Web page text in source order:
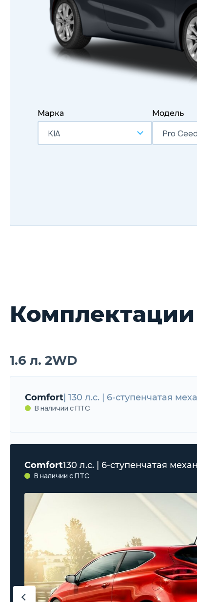
Марка
KIA
Модель
Pro Ceed
1.6 л. 2WD
Comfort | 130 л.с. | 6-ступенчатая
В наличии с ПТС
Comfort130 л.с. | 6-ступенчатая
В наличии с ПТС